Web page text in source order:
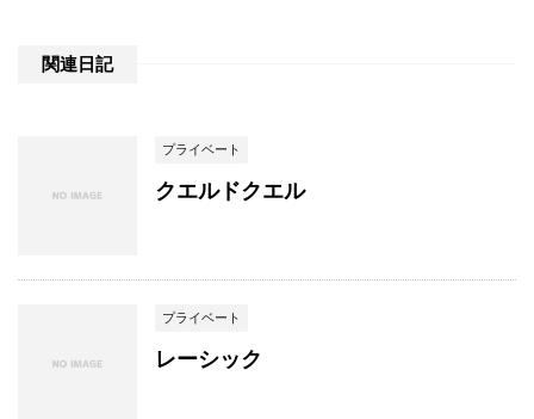
関連日記
プライベート
クエルドクエル
プライベート
レーシック